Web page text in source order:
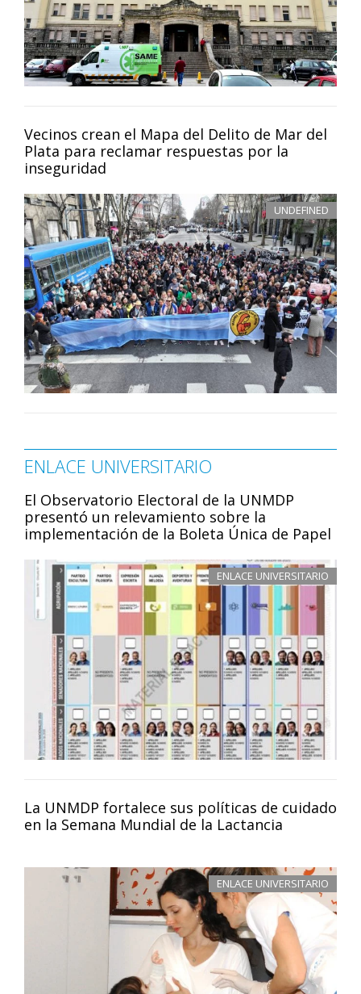
Vecinos crean el Mapa del Delito de Mar del
Plata para reclamar respuestas por la
inseguridad
UNDEFINED
ENLACE UNIVERSITARIO
El Observatorio Electoral de la UNMDP
presentó un relevamiento sobre la
implementación de la Boleta Única de Papel
ENLACE UNIVERSITARIO
La UNMDP fortalece sus políticas de cuidado
en la Semana Mundial de la Lactancia
ENLACE UNIVERSITARIO